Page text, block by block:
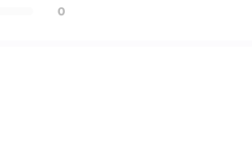
0